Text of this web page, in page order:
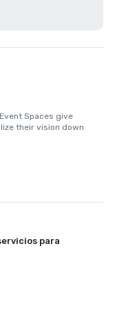
- Tripadvisor
Life Magazine
NorCal 2020
2018 y 2019
Condé Nast
Spaces give
their vision down
para